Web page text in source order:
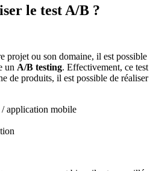
le test A/B ?
projet ou son domaine, il est possible
un A/B testing. Effectivement, ce test
de produits, il est possible de réaliser
application mobile